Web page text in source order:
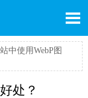

中使用WebP图
处？